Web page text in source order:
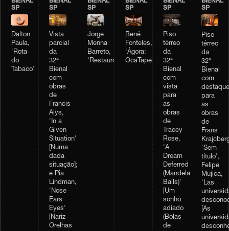
SP
Dalton
Paula,
'Rota
do
Tabaco'
SP
Vista
parcial
da
32ª
Bienal
com
obras
de
Francis
Alÿs,
'In a
Given
Situation'
[Numa
dada
situação];
e Pia
Lindman,
'Nose
Ears
Eyes'
[Nariz
Orelhas
SP
Jorge
Menna
Barreto,
'Restauro'
SP
Bené
Fonteles,
'Ágora:
OcaTaperaTerreiro'
SP
Piso
térreo
da
32ª
Bienal
com
vista
para
as
obras
de
Tracey
Rose,
'A
Dream
Deferred
(Mandela
Balls)'
[Um
sonho
adiado
(Bolas
de
SP
Piso
térreo
da
32ª
Bienal
com
destaque
para
as
obras
de
Frans
'Sem
título',
Felipe
Mujica,
'Las
[As